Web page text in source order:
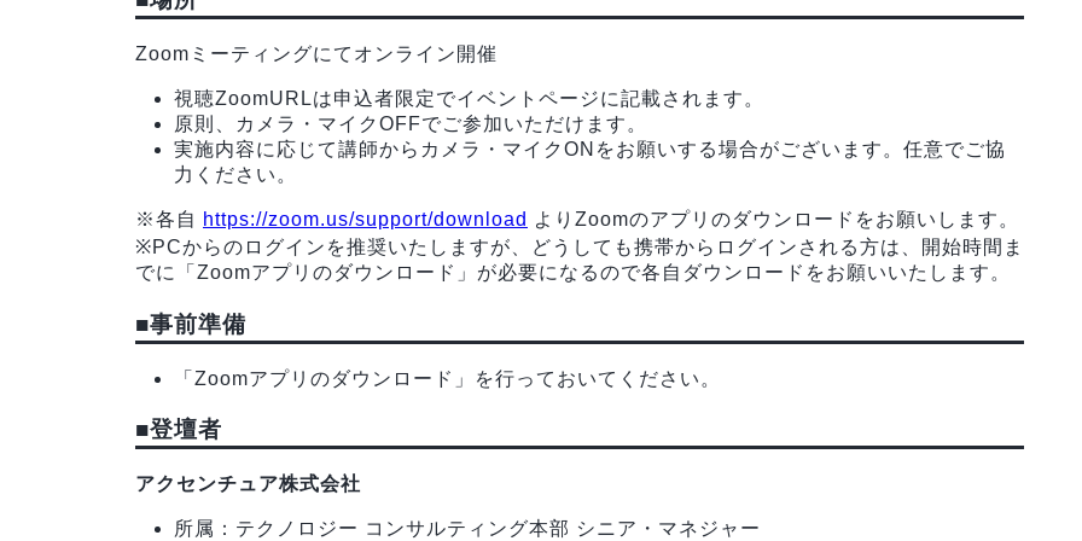
Zoomミーティングにてオンライン開催
視聴ZoomURLは申込者限定でイベントページに記載されます。
原則、カメラ・マイクOFFでご参加いただけます。
実施内容に応じて講師からカメラ・マイクONをお願いする場合がございます。任意でご協
力ください。
※各自 https://zoom.us/support/download よりZoomのアプリのダウンロードをお願いします。
※PCからのログインを推奨いたしますが、どうしても携帯からログインされる方は、開始時間ま
でに「Zoomアプリのダウンロード」が必要になるので各自ダウンロードをお願いいたします。
■事前準備
「Zoomアプリのダウンロード」を行っておいてください。
■登壇者
アクセンチュア株式会社
所属：テクノロジー コンサルティング本部 シニア・マネジャー